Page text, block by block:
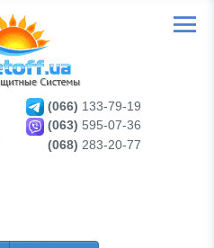
(066) 133-79-19
(063) 595-07-36
(068) 283-20-77